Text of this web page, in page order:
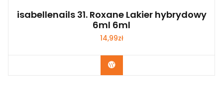
isabellenails 31. Roxane Lakier hybrydowy
6ml 6ml
14,99zł
Zobacz